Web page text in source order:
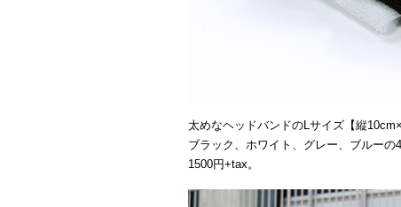
太めなヘッドバンドのLサイズ【縦
ブラック、ホワイト、グレー、ブルーの4
1500円+tax。